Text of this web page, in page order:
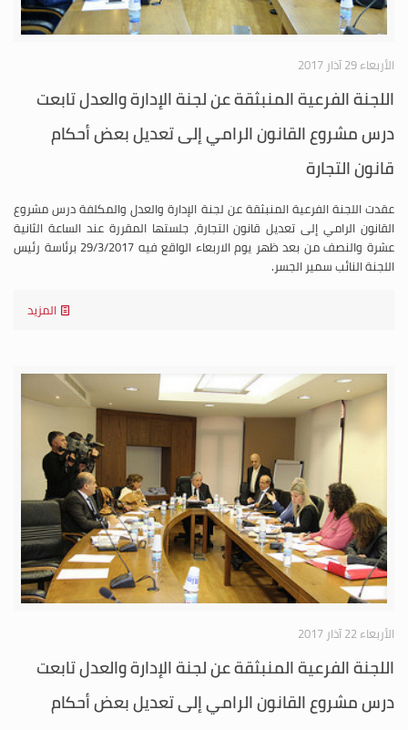
الأربعاء 29 آذار 2017
اللجنة الفرعية المنبثقة عن لجنة الإدارة والعدل تابعت
درس مشروع القانون الرامي إلى تعديل بعض أحكام
قانون التجارة
عقدت اللجنة الفرعية المنبثقة عن لجنة الإدارة والعدل والمكلفة درس مشروع
القانون الرامي إلى تعديل قانون التجارة، جلستها المقررة عند الساعة الثانية
عشرة والنصف من بعد ظهر يوم الاربعاء الواقع فيه 29/3/2017 برئاسة رئيس
اللجنة النائب سمير الجسر.
المزيد
الأربعاء 22 آذار 2017
اللجنة الفرعية المنبثقة عن لجنة الإدارة والعدل تابعت
درس مشروع القانون الرامي إلى تعديل بعض أحكام